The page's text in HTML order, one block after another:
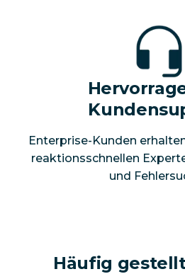
Enterprise-Kunden
reaktionsschnellen
und
Häufig